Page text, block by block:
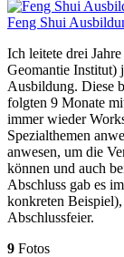
Feng Shui
Ich leitete drei
Geomantie Institut)
Ausbildung. Diese
folgten 9 Monate
immer wieder
Spezialthemen
anwesen, um die
können und auch
Abschluss gab es
konkreten
Abschlussfeier.
9 Fotos